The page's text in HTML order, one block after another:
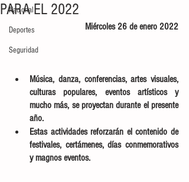
Nacional
Deportes
Seguridad
PARA EL 2022
Miércoles 26 de enero 2022
Música, danza, conferencias, artes visuales,
culturas populares, eventos artísticos y
mucho más, se proyectan durante el presente
año.
Estas actividades reforzarán el contenido de
festivales, certámenes, días conmemorativos
y magnos eventos.